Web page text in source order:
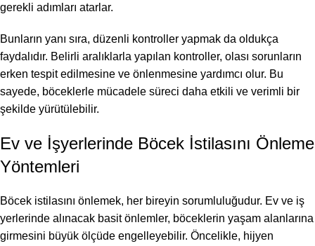
gerekli adımları atarlar.
Bunların yanı sıra, düzenli kontroller yapmak da oldukça
faydalıdır. Belirli aralıklarla yapılan kontroller, olası sorunların
erken tespit edilmesine ve önlenmesine yardımcı olur. Bu
sayede, böceklerle mücadele süreci daha etkili ve verimli bir
şekilde yürütülebilir.
Ev ve İşyerlerinde Böcek İstilasını Önleme
Yöntemleri
Böcek istilasını önlemek, her bireyin sorumluluğudur. Ev ve iş
yerlerinde alınacak basit önlemler, böceklerin yaşam alanlarına
girmesini büyük ölçüde engelleyebilir. Öncelikle, hijyen